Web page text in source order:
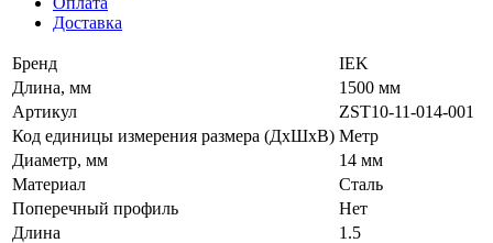
Доставка
Бренд
IEK
Длина, мм
1500 мм
Артикул
ZST10-11-014-001
Код единицы измерения размера (ДхШхВ) Метр
Диаметр, мм
14 мм
Материал
Сталь
Поперечный профиль
Нет
Длина
1.5